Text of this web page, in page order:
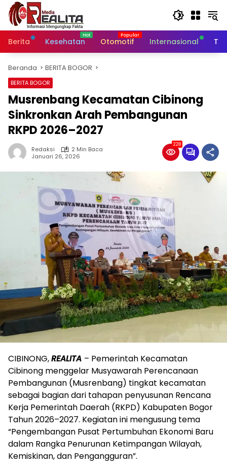
Langsung
konten
Berita
Kesehatan Otomotif Internasional
Beranda BERITA BOGOR
BERITA BOGOR
Musrenbang Kecamatan Cibinong
Sinkronkan Arah Pembangunan
RKPD 2026–2027
Redaksi
2 Min Baca
Januari 26, 2026
228
CIBINONG,REALITA – Pemerintah Kecamatan
Cibinong menggelar Musyawarah Perencanaan
Pembangunan (Musrenbang) tingkat kecamatan
sebagai bagian dari tahapan penyusunan Rencana
Kerja Pemerintah Daerah (RKPD) Kabupaten Bogor
Tahun 2026–2027. Kegiatan ini mengusung tema
“Pengembangan Pusat Pertumbuhan Ekonomi Baru
dalam Rangka Penurunan Ketimpangan Wilayah,
Kemiskinan, dan Pengangguran”.